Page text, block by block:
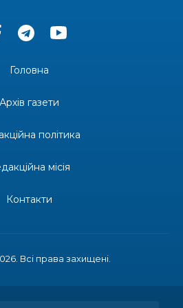
свято краси, мистецтва
постатей Бахмута –
Всі права захищені.
Головна
Архів газети
політика
місія
Контакти